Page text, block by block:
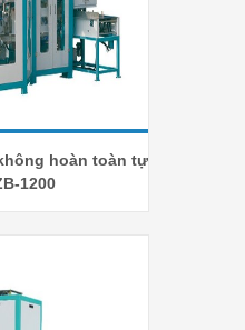
hoàn toàn tự
1200